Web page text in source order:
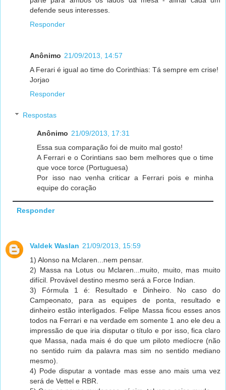
defende seus interesses.
Responder
Anônimo 21/09/2013, 14:57
A Ferari é igual ao time do Corinthias: Tá sempre em crise!
Jorjao
Responder
Respostas
Anônimo 21/09/2013, 17:31
Essa sua comparação foi de muito mal gosto!
A Ferrari e o Corintians sao bem melhores que o time
que voce torce (Portuguesa)
Por isso nao venha criticar a Ferrari pois e minha
equipe do coração
Responder
Valdek Waslan 21/09/2013, 15:59
1) Alonso na Mclaren...nem pensar.
2) Massa na Lotus ou Mclaren...muito, muito, mas muito
difícil. Provável destino mesmo será a Force Indian.
3) Fórmula 1 é: Resultado e Dinheiro. No caso do
Campeonato, para as equipes de ponta, resultado e
dinheiro estão interligados. Felipe Massa ficou esses anos
todos na Ferrari e na verdade em somente 1 ano ele deu a
impressão de que iria disputar o título e por isso, fica claro
que Massa, nada mais é do que um piloto medíocre (não
no sentido ruim da palavra mas sim no sentido mediano
mesmo).
4) Pode disputar a vontade mas esse ano mais uma vez
será de Vettel e RBR.